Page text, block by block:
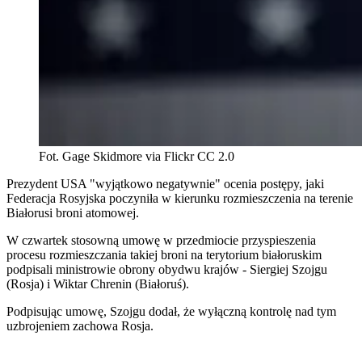
Fot. Gage Skidmore via Flickr CC 2.0
Prezydent USA "wyjątkowo negatywnie" ocenia postępy, jaki
Federacja Rosyjska poczyniła w kierunku rozmieszczenia na terenie
Białorusi broni atomowej.
W czwartek stosowną umowę w przedmiocie przyspieszenia
procesu rozmieszczania takiej broni na terytorium białoruskim
podpisali ministrowie obrony obydwu krajów - Siergiej Szojgu
(Rosja) i Wiktar Chrenin (Białoruś).
Podpisując umowę, Szojgu dodał, że wyłączną kontrolę nad tym
uzbrojeniem zachowa Rosja.